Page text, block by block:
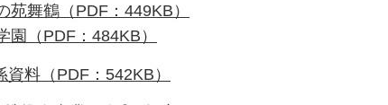
舞鶴（PDF：449KB）
（PDF：484KB）
料（PDF：542KB）